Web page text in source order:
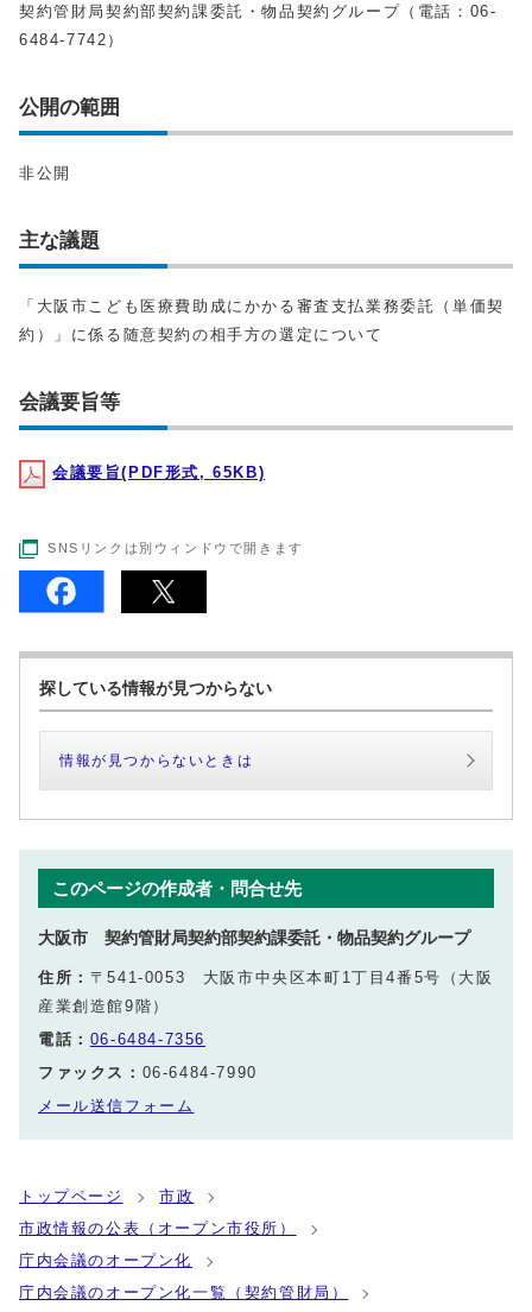
契約管財局契約部契約課委託・物品契約グループ（電話：06-
6484-7742）
公開の範囲
非公開
主な議題
「大阪市こども医療費助成にかかる審査支払業務委託（単価契
約）」に係る随意契約の相手方の選定について
会議要旨等
会議要旨(PDF形式, 65KB)
SNSリンクは別ウィンドウで開きます
探している情報が見つからない
情報が見つからないときは
このページの作成者・問合せ先
大阪市 契約管財局契約部契約課委託・物品契約グループ
住所： 〒541-0053 大阪市中央区本町1丁目4番5号（大阪
産業創造館9階）
電話： 06-6484-7356
ファックス： 06-6484-7990
メール送信フォーム
トップページ
市政
市政情報の公表（オープン市役所）
庁内会議のオープン化
庁内会議のオープン化一覧（契約管財局）